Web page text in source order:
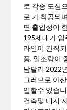
로 각종 도심
로 가 착공되
면 출입성이
195세대가 입
라인이 간직
풍, 일조량이
남달리 2022
그러므로 아
입할수 있습
건축및 대지